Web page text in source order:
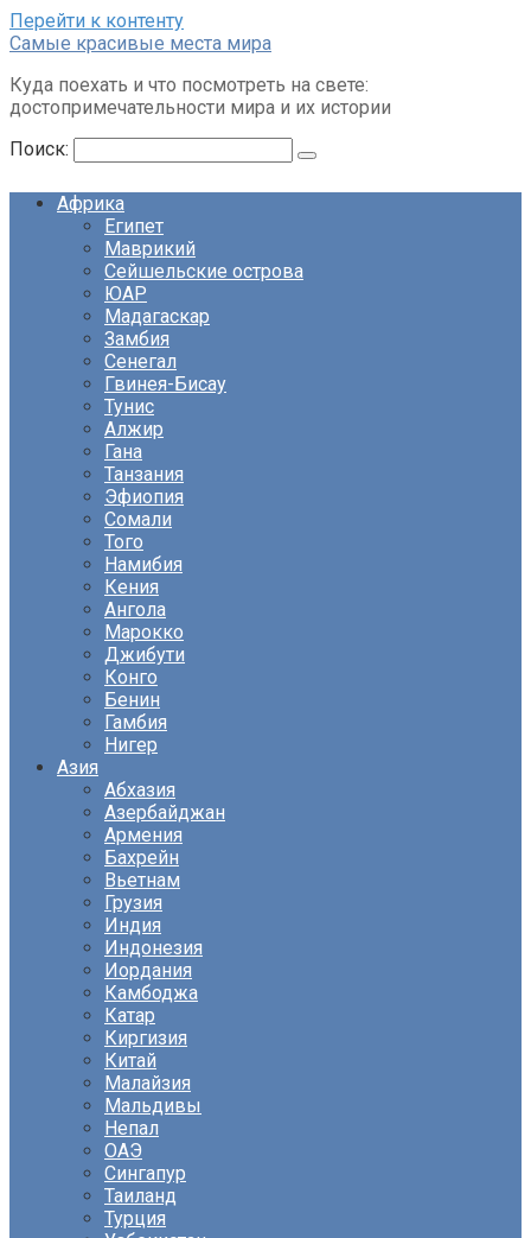
Перейти к контенту
Cамые красивые места мира
Куда поехать и что посмотреть на свете:
достопримечательности мира и их истории
Поиск:
Африка
Египет
Маврикий
Сейшельские острова
ЮАР
Мадагаскар
Замбия
Сенегал
Гвинея-Бисау
Тунис
Алжир
Гана
Танзания
Эфиопия
Сомали
Того
Намибия
Кения
Ангола
Марокко
Джибути
Конго
Бенин
Гамбия
Нигер
Азия
Абхазия
Азербайджан
Армения
Бахрейн
Вьетнам
Грузия
Индия
Индонезия
Иордания
Камбоджа
Катар
Киргизия
Китай
Малайзия
Мальдивы
Непал
ОАЭ
Сингапур
Таиланд
Турция